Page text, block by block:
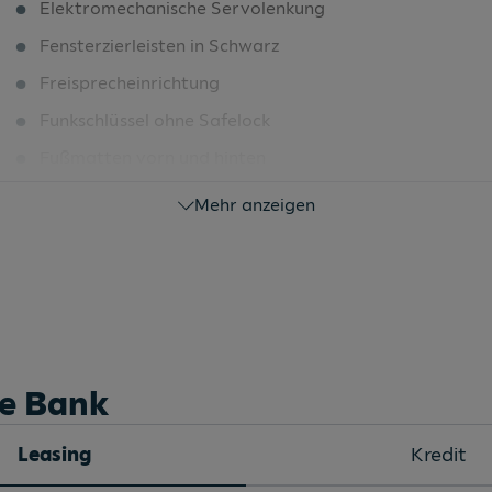
Elektromechanische Servolenkung
Fensterzierleisten in Schwarz
Freisprecheinrichtung
Gepäckraumklappe elektrisch
Heckleuchten
Heckscheiben-Wisch-Waschanlage
Mehr anzeigen
Bank
Leasing Kredit